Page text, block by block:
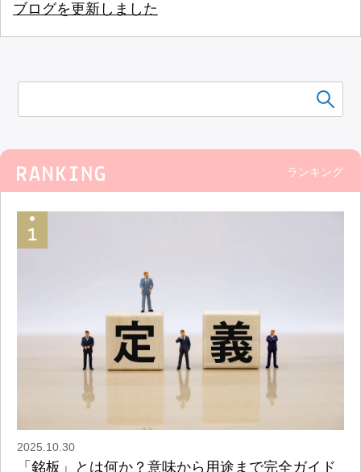
ランキング
2025.10.30
「銘板」とは何か？意味から用途まで完全ガイド
ブログを更新しました